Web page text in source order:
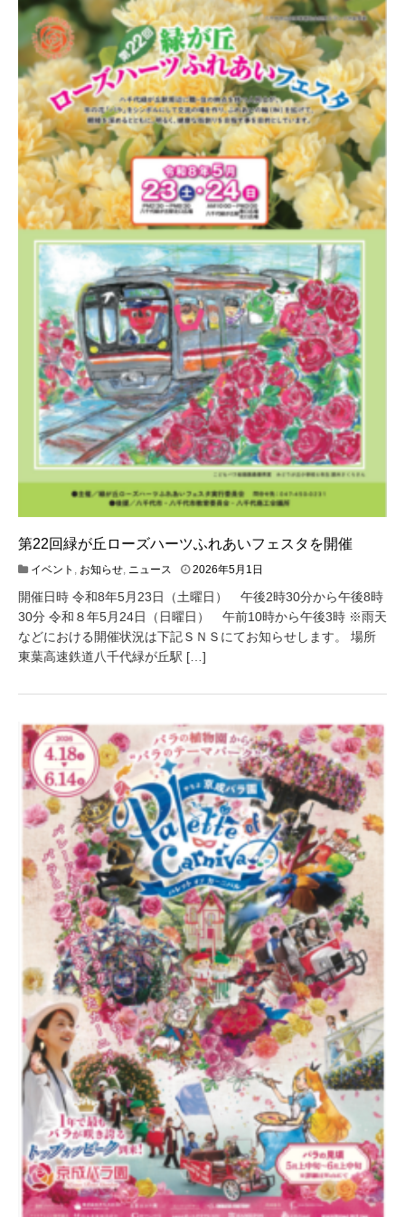
第22回緑が丘ローズハーツふれあいフェスタを開催
イベント , お知らせ, ニュース 2026年5月1日
2
6
年
4
1
開催日時 令和8年5月23日（土曜日） 午後2時30分から午後8時
30分 令和８年5月24日（日曜日） 午前10時から午後3時 ※雨天
などにおける開催状況は下記ＳＮＳにてお知らせします。 場所
東葉高速鉄道八千代緑が丘駅 […]